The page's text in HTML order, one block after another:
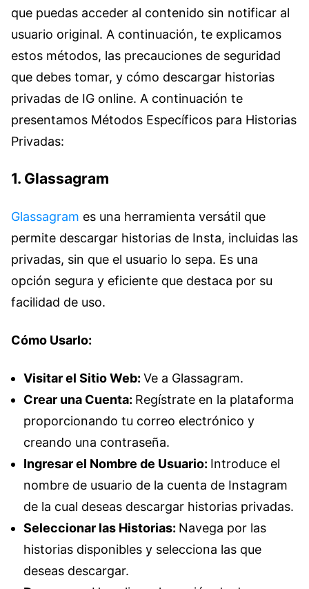
que puedas acceder al contenido sin notificar al
usuario original. A continuación, te explicamos
estos métodos, las precauciones de seguridad
que debes tomar, y cómo descargar historias
privadas de IG online. A continuación te
presentamos Métodos Específicos para Historias
Privadas:
1. Glassagram
Glassagram es una herramienta versátil que
permite descargar historias de Insta, incluidas las
privadas, sin que el usuario lo sepa. Es una
opción segura y eficiente que destaca por su
facilidad de uso.
Cómo Usarlo:
Visitar el Sitio Web: Ve a Glassagram.
Crear una Cuenta: Regístrate en la plataforma
proporcionando tu correo electrónico y
creando una contraseña.
Ingresar el Nombre de Usuario: Introduce el
nombre de usuario de la cuenta de Instagram
de la cual deseas descargar historias privadas.
Seleccionar las Historias: Navega por las
historias disponibles y selecciona las que
deseas descargar.